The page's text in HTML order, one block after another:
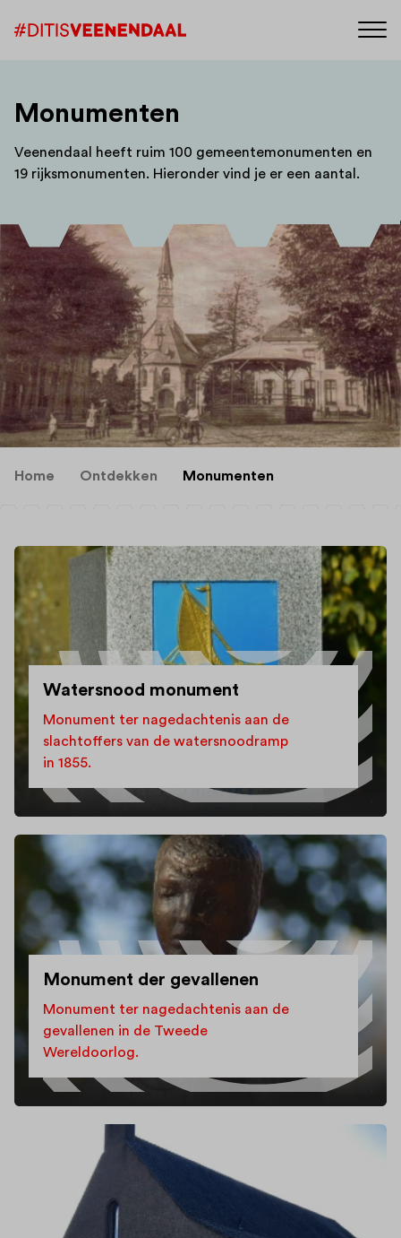
Monumenten
Veenendaal heeft ruim 100 gemeentemonumenten en
19 rijksmonumenten. Hieronder vind je er een aantal.
Home Ontdekken Monumenten
Watersnood monument
Monument ter nagedachtenis aan de
slachtoffers van de watersnoodramp
in 1855.
Monument der gevallenen
Monument ter nagedachtenis aan de
gevallenen in de Tweede
Wereldoorlog.